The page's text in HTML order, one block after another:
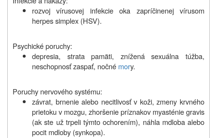
rozvoj vírusovej infekcie oka zapríčinenej vírusom
herpes simplex (HSV).
Psychické poruchy:
depresia, strata pamäti, znížená sexuálna túžba,
neschopnosť zaspať, nočné mory.
Poruchy nervového systému:
závrat, brnenie alebo necitlivosť v koži, zmeny krvného
prietoku v mozgu, zhoršenie príznakov myasténie gravis
(ak ste už trpeli týmto ochorením), náhla mdloba alebo
pocit mdloby (synkopa).